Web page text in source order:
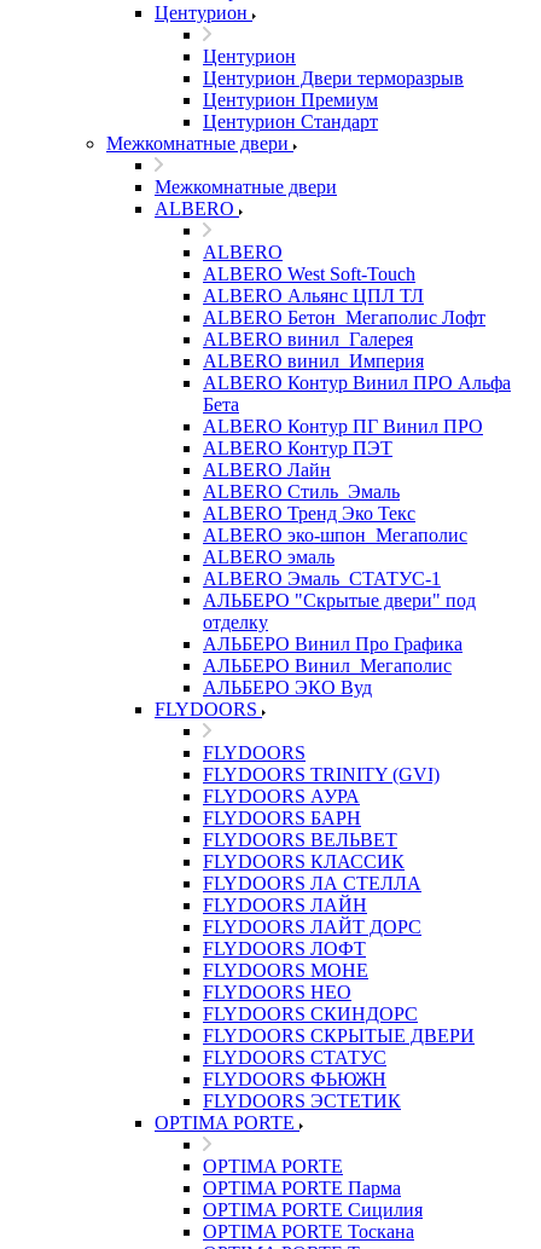
Центурион
Центурион
Центурион Двери терморазрыв
Центурион Премиум
Центурион Стандарт
Межкомнатные двери
Межкомнатные двери
ALBERO
ALBERO
ALBERO West Soft-Touch
ALBERO Альянс ЦПЛ ТЛ
ALBERO Бетон_Мегаполис Лофт
ALBERO винил_Галерея
ALBERO винил_Империя
ALBERO Контур Винил ПРО Альфа
Бета
ALBERO Контур ПГ Винил ПРО
ALBERO Контур ПЭТ
ALBERO Лайн
ALBERO Стиль_Эмаль
ALBERO Тренд Эко Текс
ALBERO эко-шпон_Мегаполис
ALBERO эмаль
ALBERO Эмаль_СТАТУС-1
АЛЬБЕРО "Скрытые двери" под
отделку
АЛЬБЕРО Винил Про Графика
АЛЬБЕРО Винил_Мегаполис
АЛЬБЕРО ЭКО Вуд
FLYDOORS
FLYDOORS
FLYDOORS TRINITY (GVI)
FLYDOORS АУРА
FLYDOORS БАРН
FLYDOORS ВЕЛЬВЕТ
FLYDOORS КЛАССИК
FLYDOORS ЛА СТЕЛЛА
FLYDOORS ЛАЙН
FLYDOORS ЛАЙТ ДОРС
FLYDOORS ЛОФТ
FLYDOORS МОНЕ
FLYDOORS НЕО
FLYDOORS СКИНДОРС
FLYDOORS СКРЫТЫЕ ДВЕРИ
FLYDOORS СТАТУС
FLYDOORS ФЬЮЖН
FLYDOORS ЭСТЕТИК
OPTIMA PORTE
OPTIMA PORTE
OPTIMA PORTE Парма
OPTIMA PORTE Сицилия
OPTIMA PORTE Тоскана